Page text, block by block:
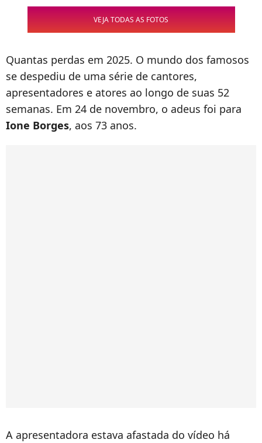
VEJA TODAS AS FOTOS
Quantas perdas em 2025. O mundo dos famosos
se despediu de uma série de cantores,
apresentadores e atores ao longo de suas 52
semanas. Em 24 de novembro, o adeus foi para
Ione Borges, aos 73 anos.
A apresentadora estava afastada do vídeo há